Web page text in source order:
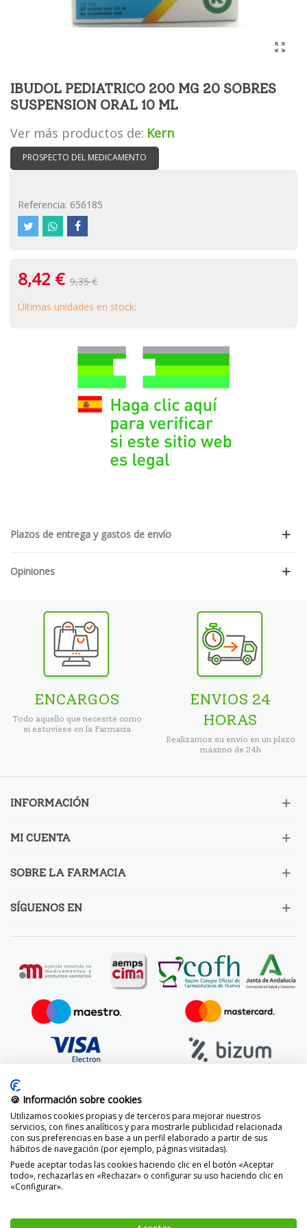
IBUDOL PEDIATRICO 200 MG 20 SOBRES
SUSPENSION ORAL 10 ML
Ver más productos de: Kern
PROSPECTO DEL MEDICAMENTO
Referencia: 656185
8,42 € 9,35 €
Últimas unidades en stock:
Plazos de entrega y gastos de envío
Opiniones
ENCARGOS
Todo aquello que necesite como
si estuviese en la Farmacia
ENVIOS 24
HORAS
Realizamos su envío en un plazo
máximo de 24h
INFORMACIÓN
MI CUENTA
SOBRE LA FARMACIA
SÍGUENOS EN
© 2014 -2026 FarmaciaVizcaíno.com
🍪 Información sobre cookies
Utilizamos cookies propias y de terceros para mejorar nuestros
servicios, con fines analíticos y para mostrarle publicidad relacionada
con sus preferencias en base a un perfil elaborado a partir de sus
hábitos de navegación (por ejemplo, páginas visitadas).
Puede aceptar todas las cookies haciendo clic en el botón «Aceptar
todo», rechazarlas en «Rechazar» o configurar su uso haciendo clic en
«Configurar».